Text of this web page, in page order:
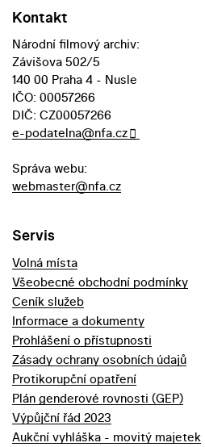
Kontakt
Národní filmový archiv:
Závišova 502/5
140 00 Praha 4 - Nusle
IČO: 00057266
DIČ: CZ00057266
e-podatelna@nfa.cz
Správa webu:
webmaster@nfa.cz
Servis
Volná místa
Všeobecné obchodní podmínky
Ceník služeb
Informace a dokumenty
Prohlášení o přístupnosti
Zásady ochrany osobních údajů
Protikorupční opatření
Plán genderové rovnosti (GEP)
Výpůjční řád 2023
Aukční vyhláška - movitý majetek